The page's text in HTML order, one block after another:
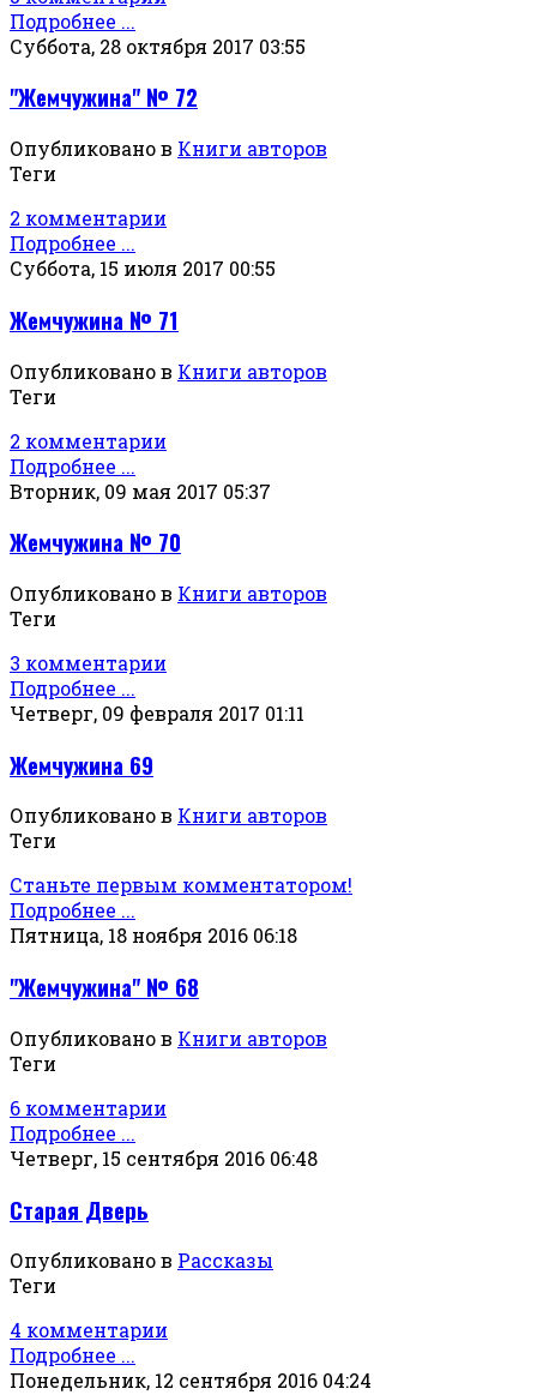
Подробнее ...
Суббота, 28 октября 2017 03:55
"Жемчужина" № 72
Опубликовано в Книги авторов
Теги
2 комментарии
Подробнее ...
Суббота, 15 июля 2017 00:55
Жемчужина № 71
Опубликовано в Книги авторов
Теги
2 комментарии
Подробнее ...
Вторник, 09 мая 2017 05:37
Жемчужина № 70
Опубликовано в Книги авторов
Теги
3 комментарии
Подробнее ...
Четверг, 09 февраля 2017 01:11
Жемчужина 69
Опубликовано в Книги авторов
Теги
Станьте первым комментатором!
Подробнее ...
Пятница, 18 ноября 2016 06:18
"Жемчужина" № 68
Опубликовано в Книги авторов
Теги
6 комментарии
Подробнее ...
Четверг, 15 сентября 2016 06:48
Старая Дверь
Опубликовано в Рассказы
Теги
4 комментарии
Подробнее ...
Понедельник, 12 сентября 2016 04:24